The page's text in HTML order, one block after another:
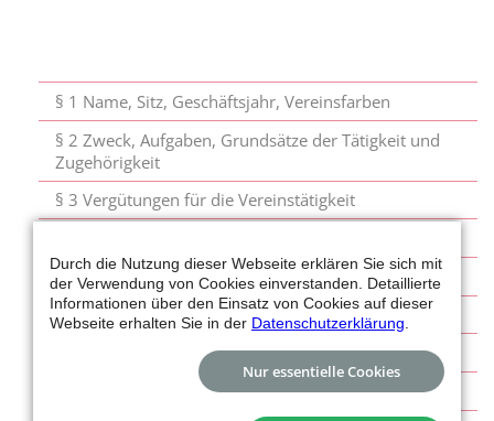
§ 1 Name, Sitz, Geschäftsjahr, Vereinsfarben
§ 2 Zweck, Aufgaben, Grundsätze der Tätigkeit und
Zugehörigkeit
§ 3 Vergütungen für die Vereinstätigkeit
§ 5 Erwerb der Mitgliedschaft
§ 6 Ehrungen und Ehrenmitgliedschaft
§ 7 Beendigung der Mitgliedschaft
§ 8 Rechte und Pflichten der Mitglieder
Durch die Nutzung dieser Webseite erklären Sie sich mit
der Verwendung von Cookies einverstanden. Detaillierte
Informationen über den Einsatz von Cookies auf dieser
Webseite erhalten Sie in der Datenschutzerklärung
Nur essentielle Cookies